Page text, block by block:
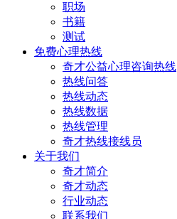
职场
书籍
测试
免费心理热线
奇才公益心理咨询热线
热线问答
热线动态
热线数据
热线管理
奇才热线接线员
关于我们
奇才简介
奇才动态
行业动态
联系我们